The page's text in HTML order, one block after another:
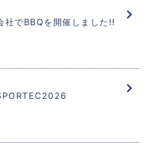
社でBBQを開催しました!!